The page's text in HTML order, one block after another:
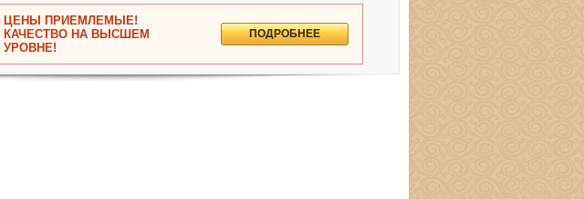
ЦЕНЫ ПРИЕМЛЕМЫЕ!
КАЧЕСТВО НА ВЫСШЕМ
УРОВНЕ!
ПОДРОБНЕЕ